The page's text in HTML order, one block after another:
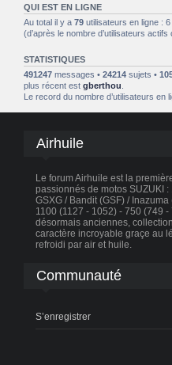
QUI EST EN LIGNE
Au total il y a79 utilisateurs en ligne :
(d’après le nombre d’utilisateurs
STATISTIQUES
491247 messages •24214 sujets •
plus récent estgberthou
Le record du nombre d’utilisateurs en
Airhuile
Le forum Airhuile est la
passionnés de motos SUZUKI
GSXG / Bandit (GSF) /
1100 (1127 - 1052) - 750 (749
désormais anciennes,
caractère incroyable graçe au
refroidi par air et huile.
Communauté
S’enregistrer